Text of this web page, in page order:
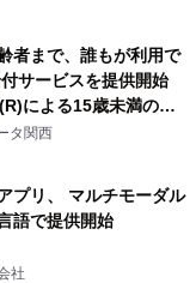
者まで、誰もが利用で
サービスを提供開始
による15歳未満の本
ルデバイド対策で実現
タ関西
プリ、 マルチモーダル
語で提供開始
社